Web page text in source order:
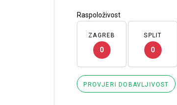
Raspoloživost
ZAGREB
0
SPLIT
0
PROVJERI DOBAVLJIVOST